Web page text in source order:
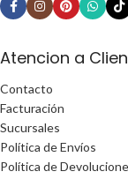
Atencion a
Contacto
Facturación
Sucursales
Política de Envíos
Política de